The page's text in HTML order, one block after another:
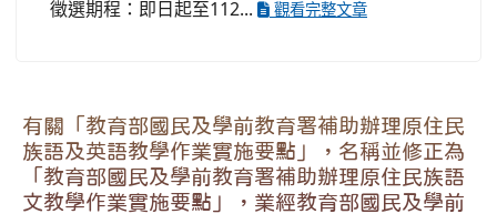
徵選期程：即日起至112...
觀看完整文章
有關「教育部國民及學前教育署補助辦理原住民
族語及英語教學作業實施要點」，名稱並修正為
「教育部國民及學前教育署補助辦理原住民族語
文教學作業實施要點」，業經教育部國民及學前